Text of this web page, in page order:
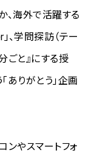
、海外で活躍する
、学問探訪（テー
ごと』にする授
ありがとう」企画
ンやスマートフォ